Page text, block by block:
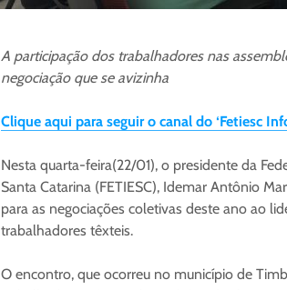
A participação dos trabalhadores nas
negociação que se avizinha
Clique aqui para seguir o canal do ‘Fetiesc
Nesta quarta-feira(22/01), o presidente da
Santa Catarina (FETIESC), Idemar Antônio
para as negociações coletivas deste ano ao
trabalhadores têxteis.
O encontro, que ocorreu no município de